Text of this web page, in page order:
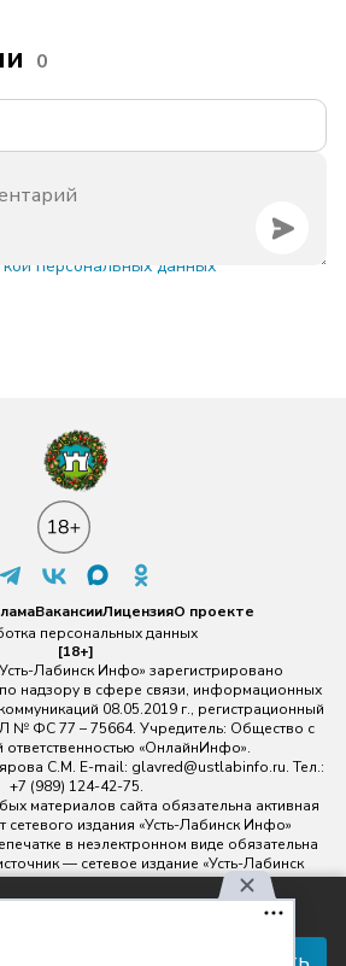
0
персональных данных
с правилами
ВакансииЛицензияО проекте
персональных данных
[18+]
Лабинск Инфо» зарегистрировано
надзору в сфере связи, информационных
08.05.2019 г., регистрационный
№ ФС 77 – 75664. Учредитель: Общество с
ответственностью «ОнлайнИнфо».
С.М. E-mail: glavred@ustlabinfo.ru. Тел.:
+7 (989) 124-42-75.
материалов сайта обязательна активная
сетевого издания «Усть-Лабинск Инфо»
в неэлектронном виде обязательна
— сетевое издание «Усть-Лабинск
инфо».
и видеоматериалов без письменного
издания «Усть-Лабинск Инфо» не